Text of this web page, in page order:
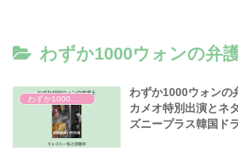
わずか1000ウォンの弁
わずか1000ウォンの
カメオ特別出演とネ
ズニープラス韓国ド